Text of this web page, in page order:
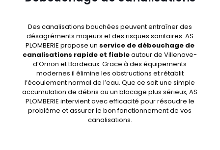
Des canalisations bouchées peuvent entraîner des
désagréments majeurs et des risques sanitaires. AS
PLOMBERIE propose un service de débouchage de
canalisations rapide et fiableautour de Villenave-
d’Ornon et Bordeaux. Grace à des équipements
modernes il élimine les obstructions et rétablit
l’écoulement normal de l’eau. Que ce soit une simple
accumulation de débris ou un blocage plus sérieux, AS
PLOMBERIE intervient avec efficacité pour résoudre le
problème et assurer le bon fonctionnement de vos
canalisations.